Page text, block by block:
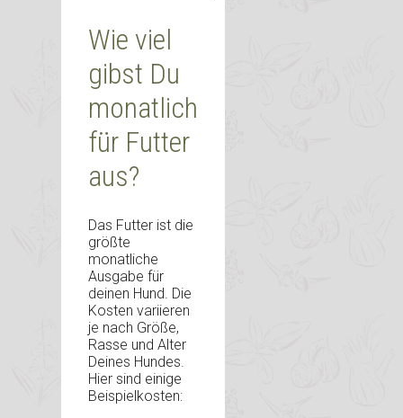
Wie viel
gibst Du
monatlich
für Futter
aus?
Das Futter ist die
größte
monatliche
Ausgabe für
deinen Hund. Die
Kosten variieren
je nach Größe,
Rasse und Alter
Deines Hundes.
Hier sind einige
Beispielkosten: